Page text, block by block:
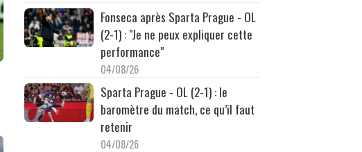
Fonseca après Sparta Prague - OL
(2-1) : "Je ne peux expliquer cette
performance"
04/08/26
Sparta Prague - OL (2-1) : le
baromètre du match, ce qu’il faut
retenir
04/08/26